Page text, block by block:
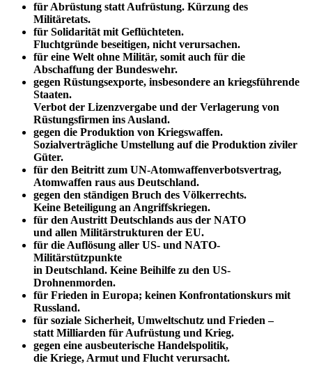
für Abrüstung statt Aufrüstung. Kürzung des
Militäretats.
für Solidarität mit Geflüchteten.
Fluchtgründe beseitigen, nicht verursachen.
für eine Welt ohne Militär, somit auch für die
Abschaffung der Bundeswehr.
gegen Rüstungsexporte, insbesondere an kriegsführende
Staaten.
Verbot der Lizenzvergabe und der Verlagerung von
Rüstungsfirmen ins Ausland.
gegen die Produktion von Kriegswaffen.
Sozialverträgliche Umstellung auf die Produktion ziviler
Güter.
für den Beitritt zum UN-Atomwaffenverbotsvertrag,
Atomwaffen raus aus Deutschland.
gegen den ständigen Bruch des Völkerrechts.
Keine Beteiligung an Angriffskriegen.
für den Austritt Deutschlands aus der NATO
und allen Militärstrukturen der EU.
für die Auflösung aller US- und NATO-
Militärstützpunkte
in Deutschland. Keine Beihilfe zu den US-
Drohnenmorden.
für Frieden in Europa; keinen Konfrontationskurs mit
Russland.
für soziale Sicherheit, Umweltschutz und Frieden –
statt Milliarden für Aufrüstung und Krieg.
gegen eine ausbeuterische Handelspolitik,
die Kriege, Armut und Flucht verursacht.